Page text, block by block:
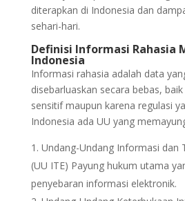
diterapkan di Indonesia dan
sehari-hari.
Definisi Informasi Rahasia
Indonesia
Informasi rahasia adalah data
disebarluaskan secara bebas,
sensitif maupun karena regulasi
Indonesia ada UU yang
Undang-Undang Informasi dan
(UU ITE) Payung hukum utama
penyebaran informasi elektronik.